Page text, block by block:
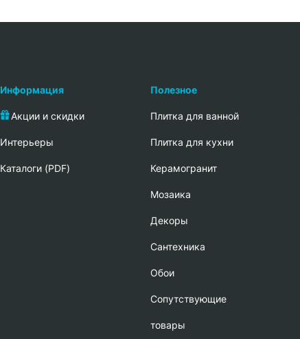
Информация
Акции и скидки
Интерьеры
Каталоги (PDF)
Полезное
Плитка для ванной
Плитка для кухни
Керамогранит
Мозаика
Декоры
Сантехника
Обои
Сопутствующие
товары